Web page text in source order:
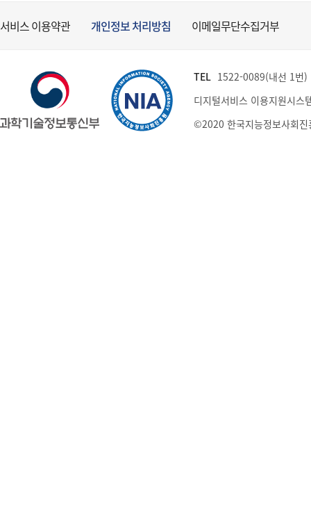
서비스 이용약관 개인정보 처리방침 이메일무단수집거부
TEL 1522-0089(내선 1번
디지털서비스 이용지원시스
©2020 한국지능정보사회진